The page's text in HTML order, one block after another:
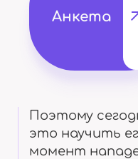
Анкета
Поэтому
это научить
момент